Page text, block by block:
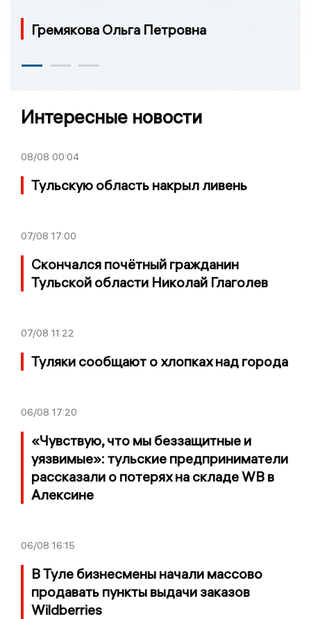
Гремякова Ольга Петровна
Интересные новости
08/08 00:04
Тульскую область накрыл ливень
07/08 17:00
Скончался почётный гражданин
Тульской области Николай Глаголев
07/08 11:22
Туляки сообщают о хлопках над города
06/08 17:20
«Чувствую, что мы беззащитные и
уязвимые»: тульские предприниматели
рассказали о потерях на складе WB в
Алексине
06/08 16:15
В Туле бизнесмены начали массово
продавать пункты выдачи заказов
Wildberries